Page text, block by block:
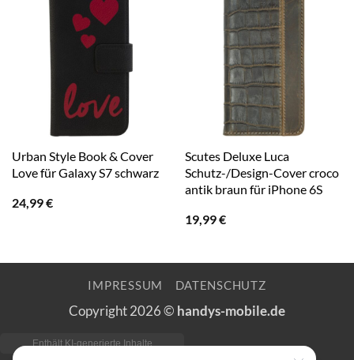
Urban Style Book & Cover
Love für Galaxy S7 schwarz
24,99€
Scutes Deluxe Luca
Schutz-/Design-Cover croco
antik braun für iPhone 6S
19,99€
IMPRESSUM DATENSCHUTZ
Copyright 2026 © handys-mobile.de